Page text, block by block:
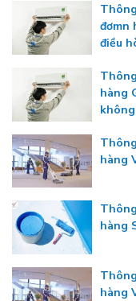
đơmn
điều
hàng
hàng
hàng
hàng